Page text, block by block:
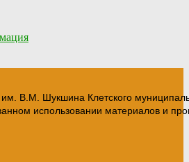
им. В.М. Шукшина Клетского
использовании материалов и